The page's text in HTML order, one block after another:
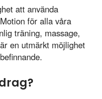
att använda
för alla våra
träning, massage,
en utmärkt möjlighet